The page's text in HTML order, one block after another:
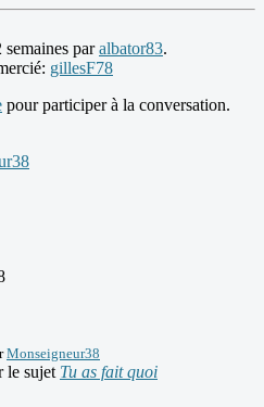
paralbator83.
gillesF78
pour participer à la conversation.
Monseigneur38
le sujet Tu as fait quoi